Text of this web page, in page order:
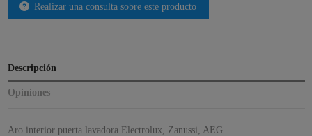
Realizar una consulta sobre este producto
Descripción
Opiniones
Aro interior puerta lavadora Electrolux, Zanussi, AEG